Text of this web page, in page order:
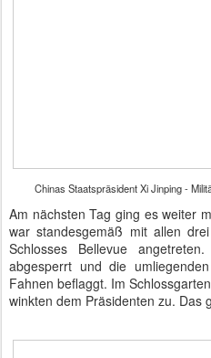
Chinas Staatspräsident Xi Jinping -
Am nächsten Tag ging es weiter
war standesgemäß mit allen
Schlosses Bellevue
abgesperrt und die
Fahnen beflaggt. Im
winkten dem Präsidenten zu. Das